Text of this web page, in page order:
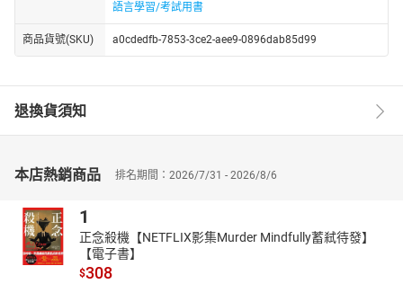
語言學習/考試用書
商品貨號(SKU) a0cdedfb-7853-3ce2-aee9-0896dab85d99
退換貨須知
本店熱銷商品 排名期間：2026/7/31 - 2026/8/6
1
正念殺機【NETFLIX影集Murder Mindfully蓄弒待發】
【電子書】
$308